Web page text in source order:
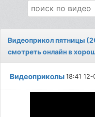
Видеоприкол пятницы
смотреть онлайн в
Видеоприколы18:41